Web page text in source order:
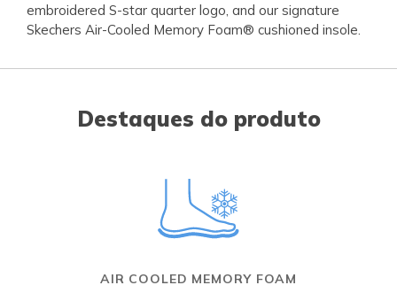
embroidered S-star quarter logo, and our signature
Skechers Air-Cooled Memory Foam® cushioned insole.
Destaques do produto
AIR COOLED MEMORY FOAM